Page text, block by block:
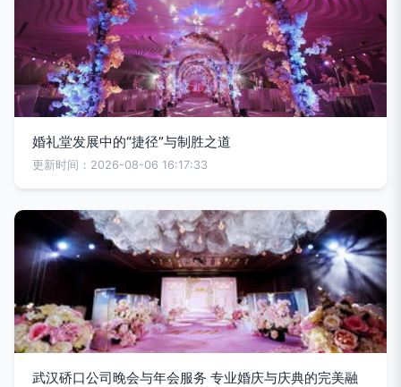
婚礼堂发展中的“捷径”与制胜之道
更新时间：2026-08-06 16:17:33
武汉硚口公司晚会与年会服务 专业婚庆与庆典的完美融